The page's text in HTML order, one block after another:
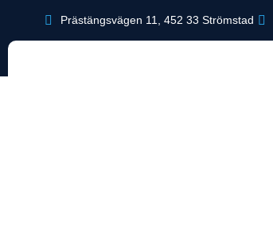
Prästängsvägen 11, 452 33 Strömstad